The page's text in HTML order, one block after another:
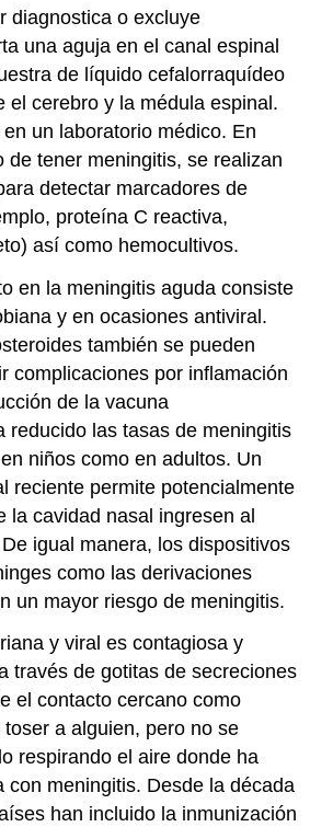
diagnostica o excluye
una aguja en el canal espinal
de líquido cefalorraquídeo
el cerebro y la médula espinal.
un laboratorio médico. En
de tener meningitis, se realizan
detectar marcadores de
proteína C reactiva,
así como hemocultivos.
en la meningitis aguda consiste
y en ocasiones antiviral.
también se pueden
complicaciones por inflamación
de la vacuna
reducido las tasas de meningitis
niños como en adultos. Un
reciente permite potencialmente
la cavidad nasal ingresen al
igual manera, los dispositivos
como las derivaciones
un mayor riesgo de meningitis.
y viral es contagiosa y
través de gotitas de secreciones
el contacto cercano como
a alguien, pero no se
respirando el aire donde ha
con meningitis. Desde la década
han incluido la inmunización